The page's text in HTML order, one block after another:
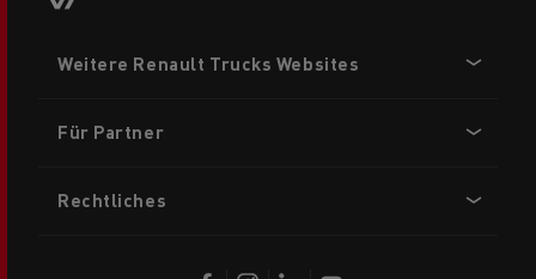
menu
Weitere Renault Trucks Websites
Für Partner
Rechtliches